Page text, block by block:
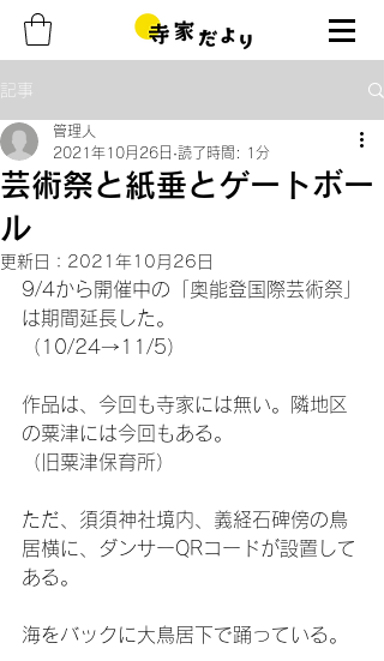
記事
芸術祭と紙垂とゲートボー
ル
管理人
2021年10月26日 読了時間: 1分
更新日： 2021年10月26日
9/4から開催中の「奥能登国際芸術祭」
は期間延長した。
（10/24→11/5）
作品は、今回も寺家には無い。隣地区
の粟津には今回もある。
（旧粟津保育所）
ただ、須須神社境内、義経石碑傍の鳥
居横に、ダンサーQRコードが設置して
ある。
海をバックに大鳥居下で踊っている。